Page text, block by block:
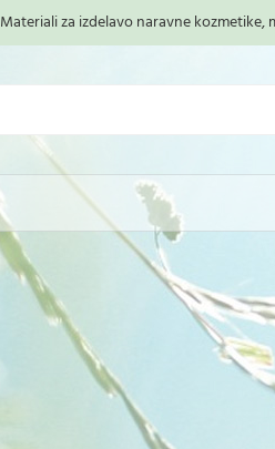
Materiali za izdelavo naravne kozmetike,